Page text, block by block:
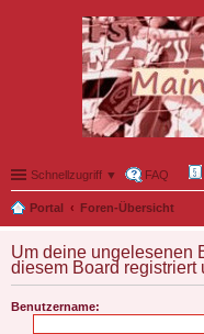
Schnellzugriff ▼ FAQ
Portal Foren-Übersicht
Um deine ungelesenen
diesem Board registriert
Benutzername: